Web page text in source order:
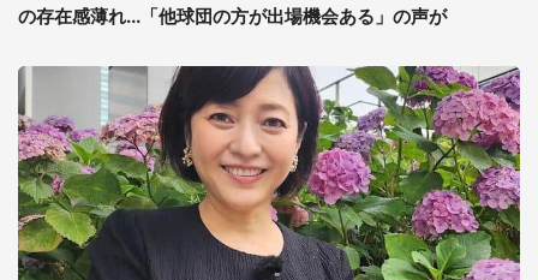
の存在感薄れ...「他球団の方が出場機会ある」の声が